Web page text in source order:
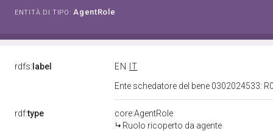
ENTITÀ DI TIPO: AgentRole
rdfs: label EN
IT
Ente schedatore del bene 0302024533:
rdf:type
core:AgentRole
Ruolo ricoperto da agente